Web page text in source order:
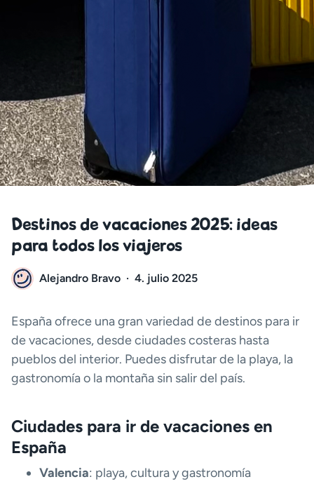
Destinos de vacaciones 2025: ideas
para todos los viajeros
Alejandro Bravo · 4. julio 2025
España ofrece una gran variedad de destinos para ir
de vacaciones, desde ciudades costeras hasta
pueblos del interior. Puedes disfrutar de la playa, la
gastronomía o la montaña sin salir del país.
Ciudades para ir de vacaciones en
España
Valencia: playa, cultura y gastronomía